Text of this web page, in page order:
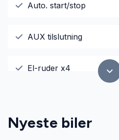
Auto. start/stop
AUX tilslutning
El-ruder x4
Fjernbetjent centrallås
Nyeste biler